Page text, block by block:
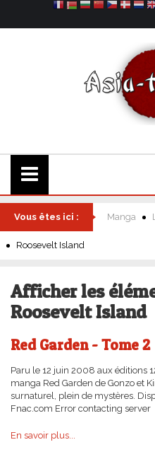
Vous êtes ici : Manga
Roosevelt Island
Afficher les
Roosevelt Island
Red Garden - Tome 2
Paru le 12 juin 2008 aux éditions
manga Red Garden de Gonzo et
surnaturel, plein de mystères.
Fnac.com Error contacting server
En savoir plus...